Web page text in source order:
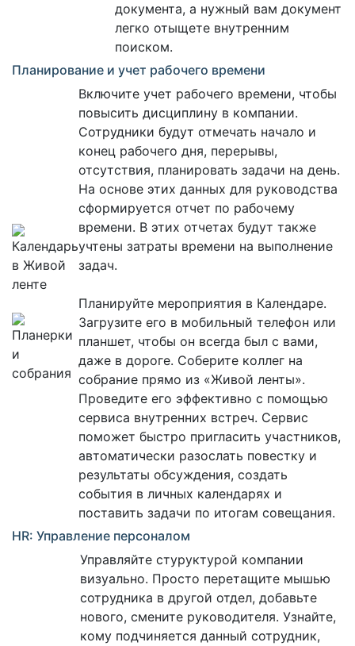
документа, а нужный вам документ
легко отыщете внутренним
поиском.
Планирование и учет рабочего времени
Включите учет рабочего времени, чтобы
повысить дисциплину в компании.
Сотрудники будут отмечать начало и
конец рабочего дня, перерывы,
отсутствия, планировать задачи на день.
На основе этих данных для руководства
сформируется отчет по рабочему
времени. В этих отчетах будут также
учтены затраты времени на выполнение
задач.
Планируйте мероприятия в Календаре.
Загрузите его в мобильный телефон или
планшет, чтобы он всегда был с вами,
даже в дороге. Соберите коллег на
собрание прямо из «Живой ленты».
Проведите его эффективно с помощью
сервиса внутренних встреч. Сервис
поможет быстро пригласить участников,
автоматически разослать повестку и
результаты обсуждения, создать
события в личных календарях и
поставить задачи по итогам совещания.
HR: Управление персоналом
Управляйте стуруктурой компании
визуально. Просто перетащите мышью
сотрудника в другой отдел, добавьте
нового, смените руководителя. Узнайте,
кому подчиняется данный сотрудник,